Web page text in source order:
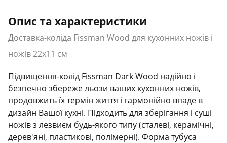
Опис та характеристики
Доставка-коліда Fissman Wood для кухонних ножів і
ножів 22х11 см
Підвищення-колід Fissman Dark Wood надійно і
безпечно збереже льози ваших кухонних ножів,
продовжить їх термін життя і гармонійно впаде в
дизайн Вашої кухні. Підходить для зберігання і суші
ножів з лезвиєм будь-якого типу (сталеві, керамічні,
дерев'яні, пластикові, полімерні). Форма тубуса